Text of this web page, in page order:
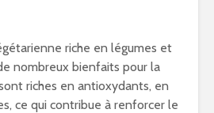
riche en légumes et
nombreux bienfaits pour la
riches en antioxydants, en
ce qui contribue à renforcer le